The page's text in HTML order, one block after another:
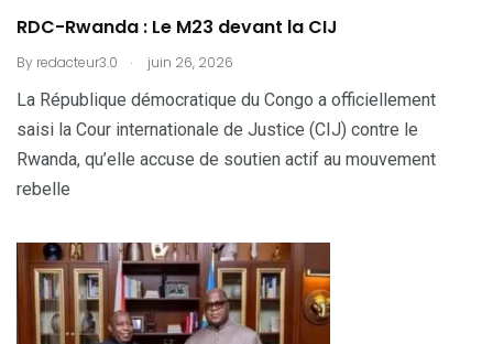
RDC-Rwanda : Le M23 devant la CIJ
By redacteur3.0 . juin 26, 2026
La République démocratique du Congo a officiellement
saisi la Cour internationale de Justice (CIJ) contre le
Rwanda, qu’elle accuse de soutien actif au mouvement
rebelle